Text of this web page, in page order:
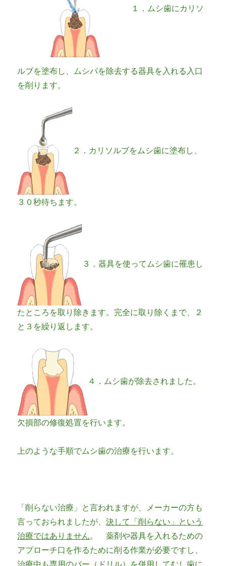
１．ムシ歯にカリソ
ルブを塗布し、ムシバを除去する器具を入れる入口
を削ります。
２．カリソルブをムシ歯に塗布し、
３０秒待ちます。
３．器具を使ってムシ歯に罹患し
たところを取り除きます。完全に取り除くまで、２
と３を繰り返します。
４．ムシ歯が除去されました。
欠損部の修復処置を行います。
上のような手順でムシ歯の治療を行います。
「削らない治療」と言われますが、メーカーの方も
言っておられましたが、決して「削らない」という
治療ではありません。 薬剤や器具を入れるための
アプローチ口を作るために削る作業が必要ですし、
治療中も専用のバー（ドリル）を併用してむし歯に